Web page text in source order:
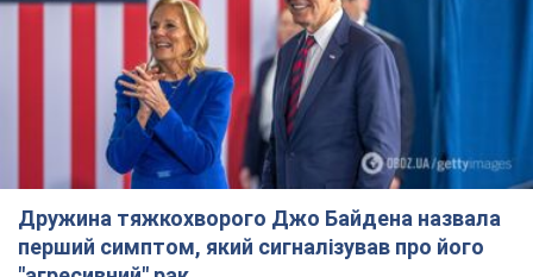
Дружина тяжкохворого Джо Байдена назвала
перший симптом, який сигналізував про його